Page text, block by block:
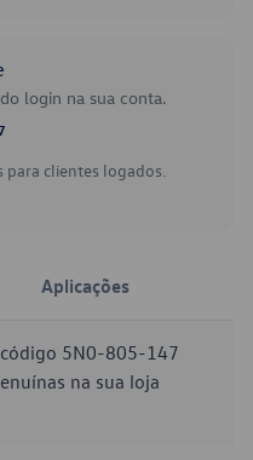
login na sua conta.
clientes logados.
Aplicações
5N0-805-147
na sua loja